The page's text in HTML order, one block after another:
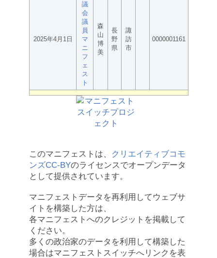
2025年4月1日
議
会
議
員
マ
ニ
フ
ェ
ス
ト
森
山
博
美
長
野
県
諏
訪
市
0000001161
このマニフェストは、
クリエイティブコモ
ンズCC-BYのライセンスでオープンデータ
として提供されています。
マニフェストデータを再利用してウェブサ
イトを構築した方は、
各マニフェストへのクレジットを掲載して
ください。
多くの政治家のデータを利用して構築した
場合はマニフェストスイッチへリンクを表